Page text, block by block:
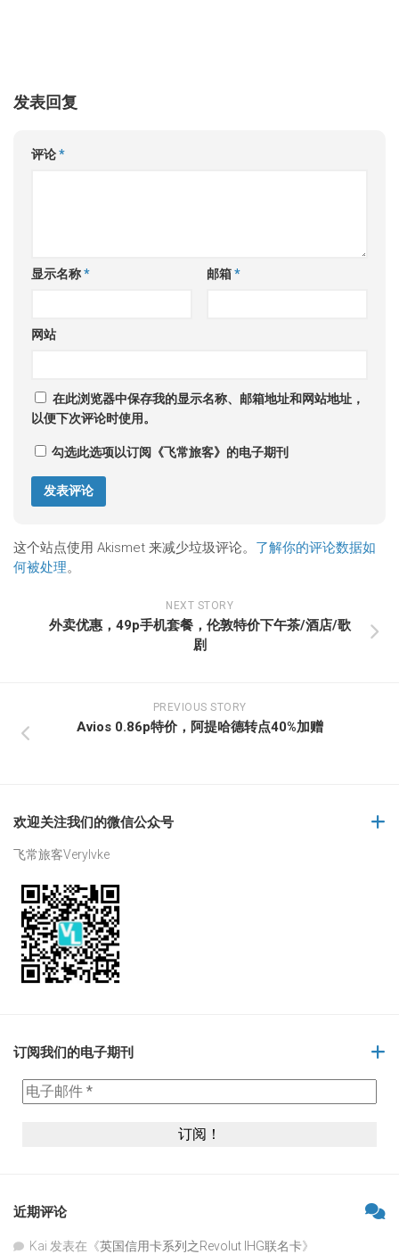
发表回复
评论*
显示名称* 邮箱*
网站
在此浏览器中保存我的显示名称、邮箱地址和网站地址，
以便下次评论时使用。
勾选此选项以订阅《飞常旅客》的电子期刊
这个站点使用 Akismet 来减少垃圾评论。 了解你的评论数据如
何被处理。
NEXT STORY
外卖优惠，49p手机套餐，伦敦特价下午茶/酒店/歌
剧
PREVIOUS STORY
Avios 0.86p特价，阿提哈德转点40%加赠
欢迎关注我们的微信公众号
飞常旅客Verylvke
订阅我们的电子期刊
近期评论
Kai 发表在《英国信用卡系列之Revolut IHG联名卡》